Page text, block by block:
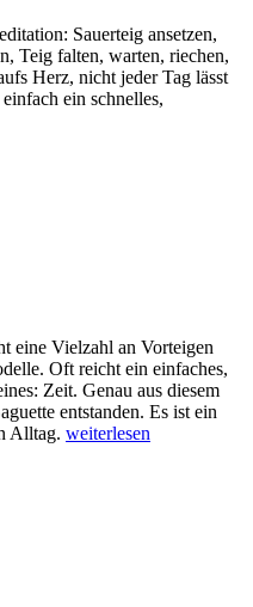
Sauerteig ansetzen,
Teig falten, warten, riechen,
Herz, nicht jeder Tag lässt
ein schnelles,
eine Vielzahl an Vorteigen
Oft reicht ein einfaches,
Zeit. Genau aus diesem
entstanden. Es ist ein
Alltag. weiterlesen